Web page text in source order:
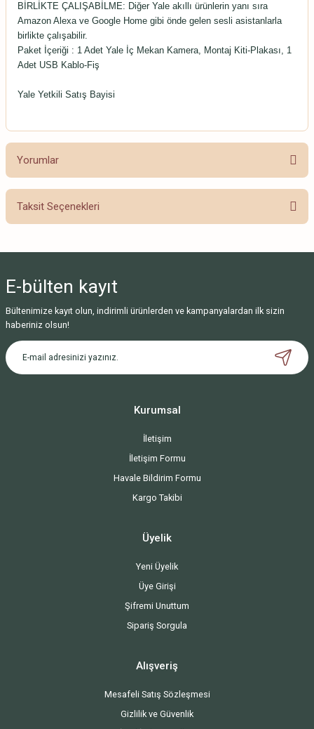
BİRLİKTE ÇALIŞABİLME: Diğer Yale akıllı ürünlerin yanı sıra
Amazon Alexa ve Google Home gibi önde gelen sesli asistanlarla
birlikte çalışabilir.
Paket İçeriği : 1 Adet Yale İç Mekan Kamera, Montaj Kiti-Plakası, 1
Adet USB Kablo-Fiş
Yale Yetkili Satış Bayisi
Yorumlar
Bu ürüne ilk yorumu siz yapın!
Taksit Seçenekleri
E-bülten kayıt
Bültenimize kayıt olun, indirimli ürünlerden ve kampanyalardan ilk sizin
haberiniz olsun!
Kurumsal
İletişim
İletişim Formu
Havale Bildirim Formu
Kargo Takibi
Üyelik
Yeni Üyelik
Üye Girişi
Şifremi Unuttum
Sipariş Sorgula
Alışveriş
Mesafeli Satış Sözleşmesi
Gizlilik ve Güvenlik